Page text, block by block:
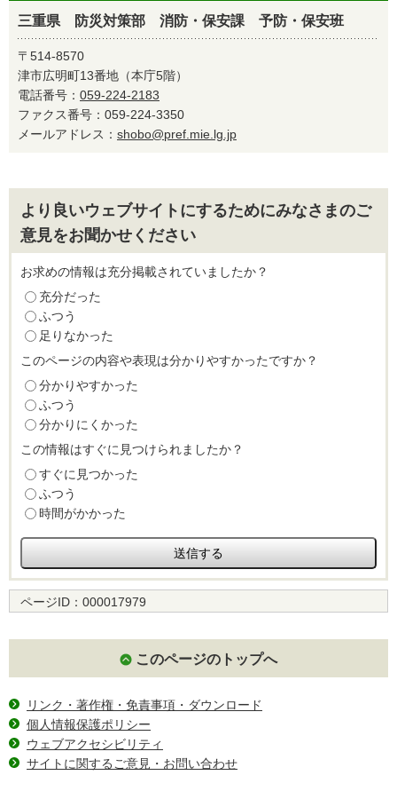
三重県 防災対策部 消防・保安課 予防・保安班
〒514-8570
津市広明町13番地（本庁5階）
電話番号： 059-224-2183
ファクス番号：059-224-3350
メールアドレス： shobo@pref.mie.lg.jp
より良いウェブサイトにするためにみなさまのご
意見をお聞かせください
お求めの情報は充分掲載されていましたか？
充分だった
ふつう
足りなかった
このページの内容や表現は分かりやすかったですか？
分かりやすかった
ふつう
分かりにくかった
この情報はすぐに見つけられましたか？
すぐに見つかった
ふつう
時間がかかった
ページID： 000017979
このページのトップへ
リンク・著作権・免責事項・ダウンロード
個人情報保護ポリシー
ウェブアクセシビリティ
サイトに関するご意見・お問い合わせ